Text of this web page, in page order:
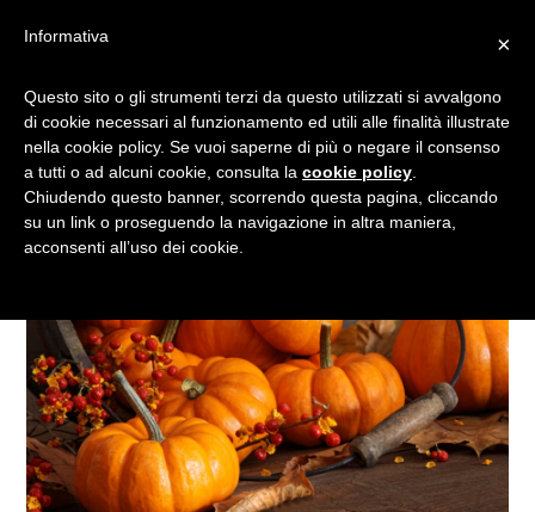
LA STORIA DELLA ZUCCA
×
Informativa
Questo sito o gli strumenti terzi da questo utilizzati si avvalgono
di cookie necessari al funzionamento ed utili alle finalità illustrate
nella cookie policy. Se vuoi saperne di più o negare il consenso
a tutti o ad alcuni cookie, consulta la cookie policy
Chiudendo questo banner, scorrendo questa pagina, cliccando
su un link o proseguendo la navigazione in altra maniera,
acconsenti all’uso dei cookie.